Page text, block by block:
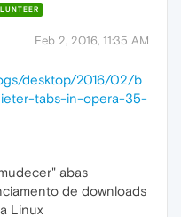
Feb 2, 2016, 11:35 AM
desktop/2016/02/b
tabs-in-opera-35-
abas
de downloads
Linux